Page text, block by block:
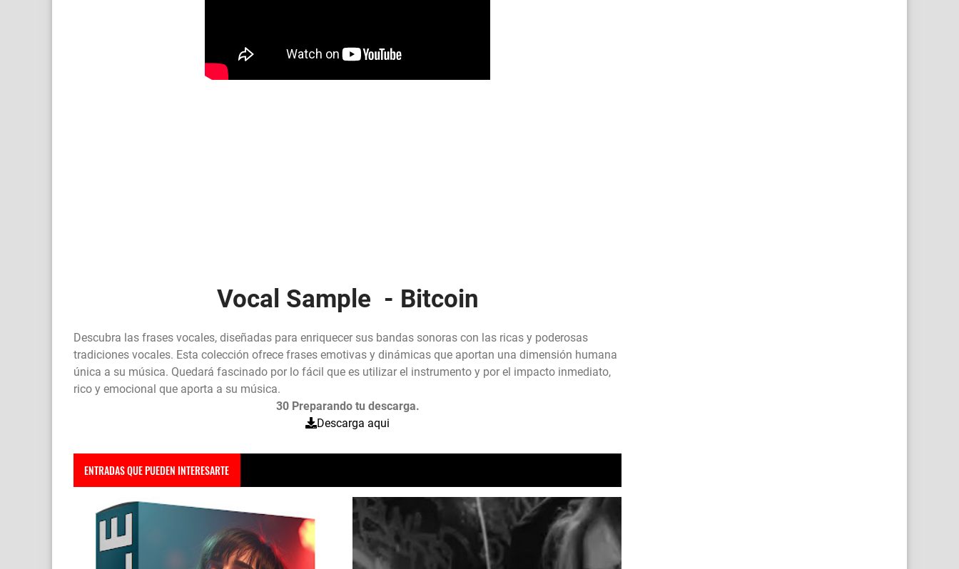
Vocal Sample - Bitcoin
Descubra las frases vocales, diseñadas para enriquecer sus bandas sonoras con las ricas y poderosas
tradiciones vocales. Esta colección ofrece frases emotivas y dinámicas que aportan una dimensión humana
única a su música. Quedará fascinado por lo fácil que es utilizar el instrumento y por el impacto inmediato,
rico y emocional que aporta a su música.
30 Preparando tu descarga.
Descarga aqui
ENTRADAS QUE PUEDEN INTERESARTE